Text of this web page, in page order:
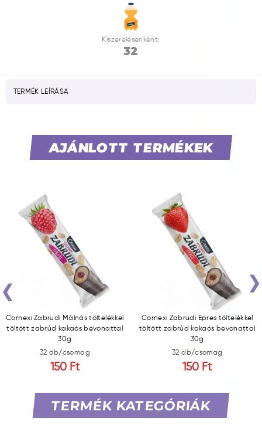
Kiszerelésenként:
32
TERMÉK LEÍRÁSA
AJÁNLOTT TERMÉKEK
Cornexi Zabrudi Málnás töltelékkel
töltött zabrúd kakaós bevonattal
30g
32 db/csomag
150 Ft
Cornexi Zabrudi Epres töltelékkel
töltött zabrúd kakaós bevonattal
30g
32 db/csomag
150 Ft
‹ ›
TERMÉK KATEGÓRIÁK